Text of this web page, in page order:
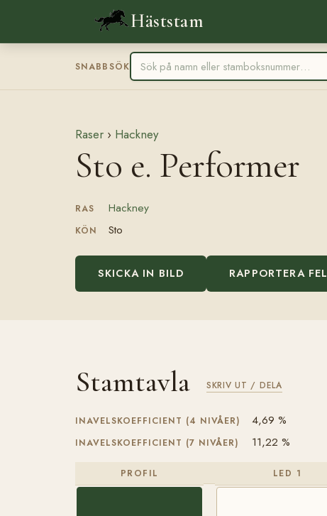
Häststam
SNABBSÖK
Raser › Hackney
Sto e. Performer
RAS Hackney
KÖN Sto
SKICKA IN BILD RAPPORTERA FEL
Stamtavla SKRIV UT / DELA
INAVELSKOEFFICIENT (4 NIVÅER) 4,69 %
INAVELSKOEFFICIENT (7 NIVÅER) 11,22 %
PROFIL LED 1